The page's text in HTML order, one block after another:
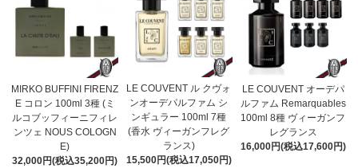
MIRKO BUFFINI FIRENZ
E コロン 100ml 3種 (ミ
ルコブッフィーニフィレ
ンツェ NOUS COLOGN
E)
32,000円(税込35,200円)
LE COUVENT ル クヴォ
ンオーデパルファム シ
ンギュラー 100ml 7種
(香水 ヴィーガンフレグ
ランス)
15,500円(税込17,050円)
LE COUVENT オーデパ
ルファム Remarquables
100ml 8種 ヴィーガンフ
レグランス
16,000円(税込17,600円)